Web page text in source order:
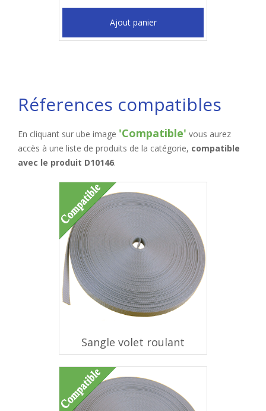
Ajout panier
Réferences compatibles
En cliquant sur ube image 'Compatible' vous aurez
accès à une liste de produits de la catégorie, compatible
avec le produit D10146.
Sangle volet roulant